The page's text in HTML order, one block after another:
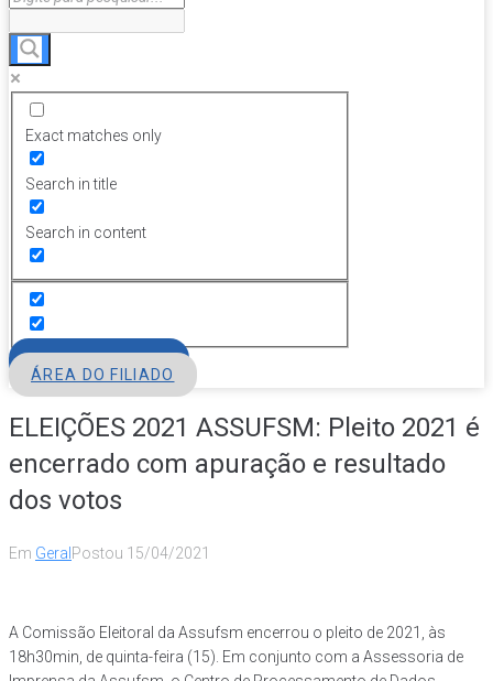
Exact matches only
Search in title
Search in content
ÁREA DO FILIADO
ELEIÇÕES 2021 ASSUFSM: Pleito 2021 é
encerrado com apuração e resultado
dos votos
Em Geral Postou 15/04/2021
A Comissão Eleitoral da Assufsm encerrou o pleito de 2021, às
18h30min, de quinta-feira (15). Em conjunto com a Assessoria de